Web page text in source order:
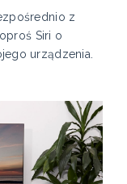
z
Siri o
urządzenia.